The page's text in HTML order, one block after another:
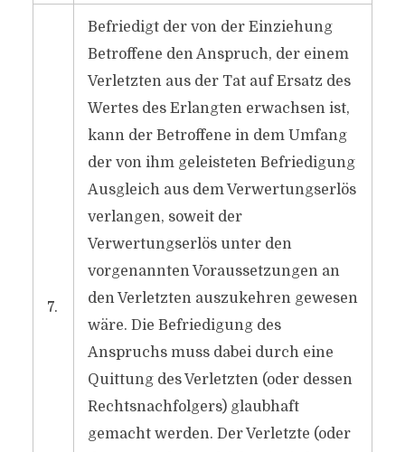
7.
Befriedigt der von der Einziehung
Betroffene den Anspruch, der einem
Verletzten aus der Tat auf Ersatz des
Wertes des Erlangten erwachsen ist,
kann der Betroffene in dem Umfang
der von ihm geleisteten Befriedigung
Ausgleich aus dem Verwertungserlös
verlangen, soweit der
Verwertungserlös unter den
vorgenannten Voraussetzungen an
den Verletzten auszukehren gewesen
wäre. Die Befriedigung des
Anspruchs muss dabei durch eine
Quittung des Verletzten (oder dessen
Rechtsnachfolgers) glaubhaft
gemacht werden. Der Verletzte (oder